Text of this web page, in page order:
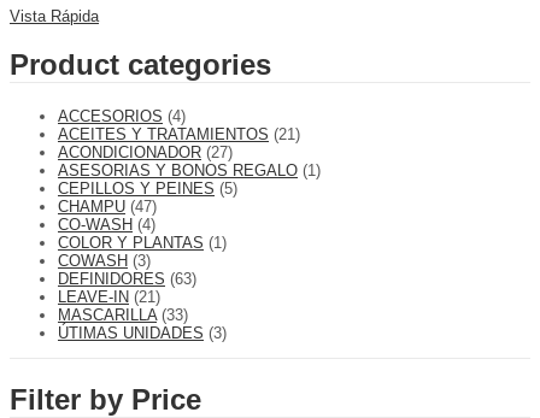
Vista Rápida
Product categories
ACCESORIOS (4)
ACEITES Y TRATAMIENTOS (21)
ACONDICIONADOR (27)
ASESORIAS Y BONOS REGALO (1)
CEPILLOS Y PEINES (5)
CHAMPU (47)
CO-WASH (4)
COLOR Y PLANTAS (1)
COWASH (3)
DEFINIDORES (63)
LEAVE-IN (21)
MASCARILLA (33)
ÚTIMAS UNIDADES (3)
Filter by Price